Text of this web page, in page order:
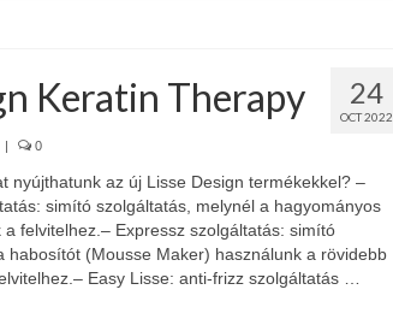
24
OCT 2022
Keratin Therapy
0
nyújthatunk az új Lisse Design termékekkel? –
simító szolgáltatás, melynél a hagyományos
felvitelhez.– Expressz szolgáltatás: simító
habosítót (Mousse Maker) használunk a rövidebb
Easy Lisse: anti-frizz szolgáltatás …